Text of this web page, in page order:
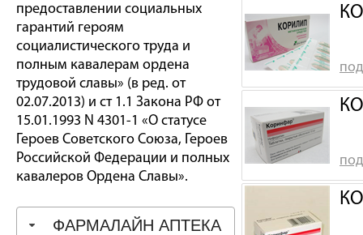
предоставлении социальных
гарантий героям
социалистического труда и
полным кавалерам ордена
трудовой славы» (в ред. от
02.07.2013) и ст 1.1 Закона РФ от
15.01.1993 N 4301-1 «О статусе
Героев Советского Союза, Героев
Российской Федерации и полных
кавалеров Ордена Славы».
ФАРМАЛАЙН АПТЕКА